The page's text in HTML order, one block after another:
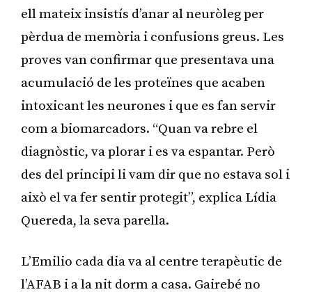
ell mateix insistís d’anar al neuròleg per
pèrdua de memòria i confusions greus. Les
proves van confirmar que presentava una
acumulació de les proteïnes que acaben
intoxicant les neurones i que es fan servir
com a biomarcadors. “Quan va rebre el
diagnòstic, va plorar i es va espantar. Però
des del principi li vam dir que no estava sol i
això el va fer sentir protegit”, explica Lídia
Quereda, la seva parella.
L’Emilio cada dia va al centre terapèutic de
l’AFAB i a la nit dorm a casa. Gairebé no